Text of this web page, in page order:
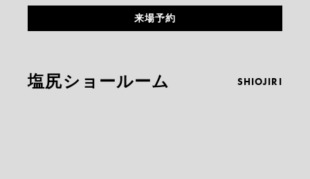
来場予約
塩尻ショールーム SHIOJIRI